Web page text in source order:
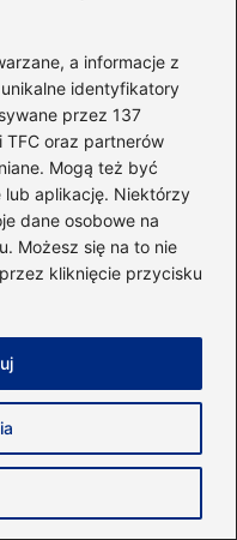
a informacje z
identyfikatory
przez 137
TFC oraz partnerów
Mogą też być
aplikację. Niektórzy
dane osobowe na
Możesz się na to nie
kliknięcie przycisku
mogli korzystać
przynosi realne
ze skalpelem 2?
dla klubu
fitness – jak stać
na total